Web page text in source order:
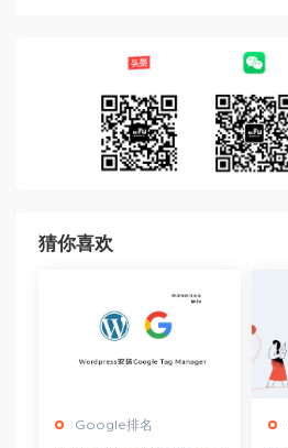
猜你喜欢
Google排名